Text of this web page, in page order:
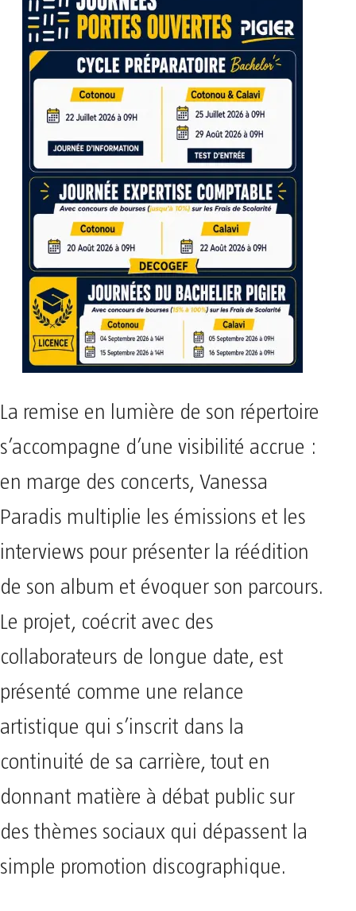
La remise en lumière de son répertoire
s’accompagne d’une visibilité accrue :
en marge des concerts, Vanessa
Paradis multiplie les émissions et les
interviews pour présenter la réédition
de son album et évoquer son parcours.
Le projet, coécrit avec des
collaborateurs de longue date, est
présenté comme une relance
artistique qui s’inscrit dans la
continuité de sa carrière, tout en
donnant matière à débat public sur
des thèmes sociaux qui dépassent la
simple promotion discographique.